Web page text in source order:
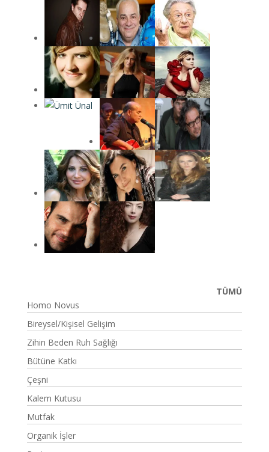
TÜMÜ
Homo Novus
Bireysel/Kişisel Gelişim
Zihin Beden Ruh Sağlığı
Bütüne Katkı
Çeşni
Kalem Kutusu
Mutfak
Organik İşler